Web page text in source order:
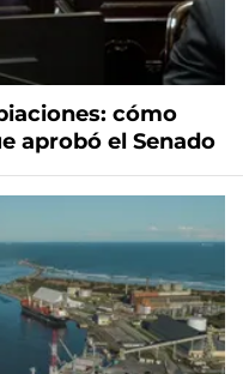
cómo
aprobó el Senado